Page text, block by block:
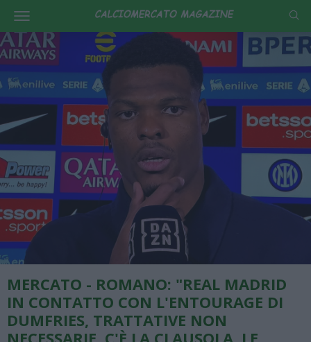
MERCATO - ROMANO: "REAL MADRID
IN CONTATTO CON L'ENTOURAGE DI
DUMFRIES, TRATTATIVE NON
NECESSARIE, C'È LA CLAUSOLA, LE